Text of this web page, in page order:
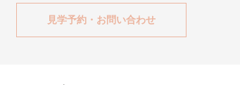
見学予約・お問い合わせ